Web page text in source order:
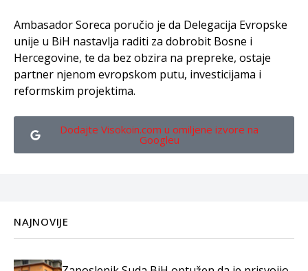
Ambasador Soreca poručio je da Delegacija Evropske
unije u BiH nastavlja raditi za dobrobit Bosne i
Hercegovine, te da bez obzira na prepreke, ostaje
partner njenom evropskom putu, investicijama i
reformskim projektima.
Dodajte Visokoin.com u omiljene izvore na
Googleu
NAJNOVIJE